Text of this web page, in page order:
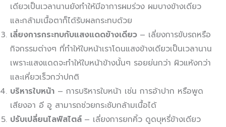
เดียวเป็นเวลานานยังทำให้มีอาการผมร่วง ผมบางข้างเดียว
และกล้ามเนื้อตาก็ได้รับผลกระทบด้วย
เลี่ยงการกระทบกับแสงแดดข้างเดียว – เลี่ยงการขับรถหรือ
กิจกรรมต่างๆ ที่ทำให้ใบหน้าเราโดนแสงข้างเดียวเป็นเวลานาน
เพราะแสงแดดจะทำให้ใบหน้าข้างนั้นๆ รอยย่นกว่า ผิวแห้งกว่า
และเหี่ยวเร็วกว่าปกติ
บริหารใบหน้า – การบริหารใบหน้า เช่น การอ้าปาก หรือพูด
เสียงอา อี อู สามารถช่วยกระชับกล้ามเนื้อได้
ปรับเปลี่ยนไลฟ์สไตล์ – เลี่ยงการยกคิ้ว ดูดบุหรี่ข้างเดียว